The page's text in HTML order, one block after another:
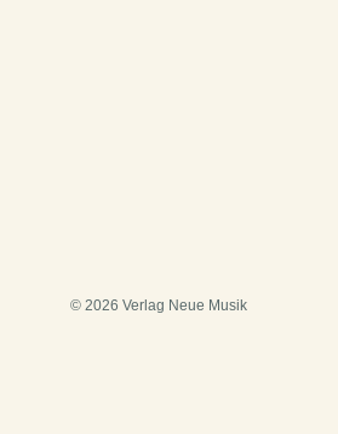
© 2026 Verlag Neue Musik